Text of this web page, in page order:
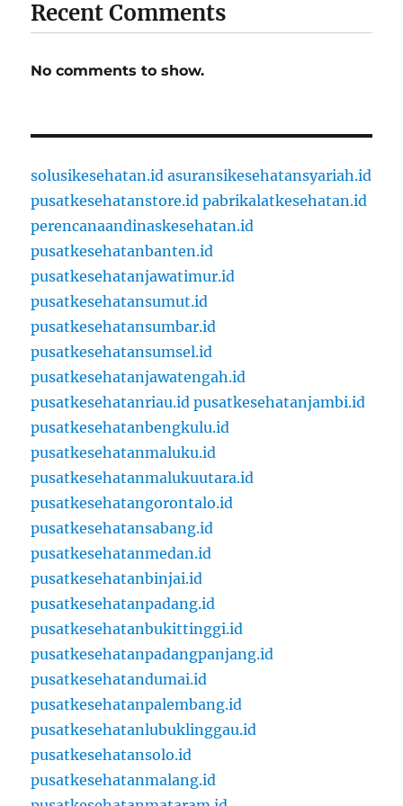
Recent Comments
No comments to show.
solusikesehatan.id asuransikesehatansyariah.id
pusatkesehatanstore.id pabrikalatkesehatan.id
perencanaandinaskesehatan.id
pusatkesehatanbanten.id
pusatkesehatanjawatimur.id
pusatkesehatansumut.id
pusatkesehatansumbar.id
pusatkesehatansumsel.id
pusatkesehatanjawatengah.id
pusatkesehatanriau.id pusatkesehatanjambi.id
pusatkesehatanbengkulu.id
pusatkesehatanmaluku.id
pusatkesehatanmalukuutara.id
pusatkesehatangorontalo.id
pusatkesehatansabang.id
pusatkesehatanmedan.id
pusatkesehatanbinjai.id
pusatkesehatanpadang.id
pusatkesehatanbukittinggi.id
pusatkesehatanpadangpanjang.id
pusatkesehatandumai.id
pusatkesehatanpalembang.id
pusatkesehatanlubuklinggau.id
pusatkesehatansolo.id
pusatkesehatanmalang.id